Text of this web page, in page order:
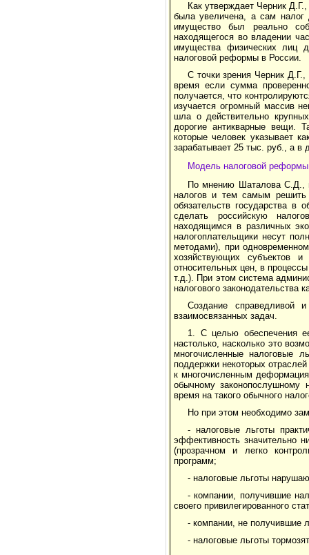
Как утверждает Черник
была увеличена, а сам налог
имущество был реально
находящегося во владении
имущества физических лиц
налоговой реформы в России.
С точки зрения Черник
время если сумма
получается, что
изучается огромный массив
шла о действительно
дорогие антикварные вещи.
которые человек указывает
зарабатывает 25 тыс. руб., а в
Модель налоговой
По мнению Шаталова С.Д.,
налогов и тем самым
обязательств государства в
сделать российскую
находящимся в различных
налогоплательщики несут
методами), при
хозяйствующих субъектов
относительных цен, в
т.д.). При этом система
налогового законодательства
Создание справедливой
взаимосвязанных задач.
1. С целью обеспечения
настолько, насколько это
многочисленные налоговые
поддержки некоторых
к многочисленным
обычному законо­послушному
время на такого обычно­го
Но при этом необходимо
- налоговые льготы
эффективность значительно
(прозрачном и легко
программ;
- налоговые льготы
- компании, получившие
своего привилегированного
- компании, не получившие
- налоговые льготы